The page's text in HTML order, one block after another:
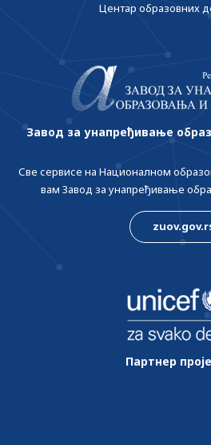
Центар образовних
Завод за унапређивање
Све сервисе на Националном
вам Завод за унапређивање
Партнер